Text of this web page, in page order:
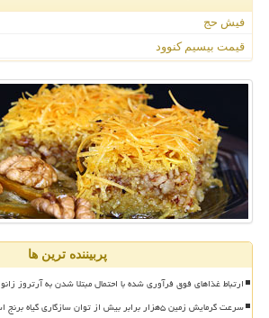
فیش حج
قیمت بیسیم کنوود
پربیننده ترین ها
ارتباط غذاهای فوق فرآوری شده با احتمال مبتلا شدن به آرتروز زانو
سرعت گرمایش زمین ۵هزار برابر بیش از توان سازگاری گیاه برنج است